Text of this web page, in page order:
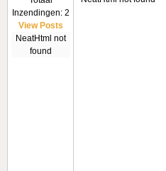
Inzendingen: 2
View Posts
NeatHtml not
found